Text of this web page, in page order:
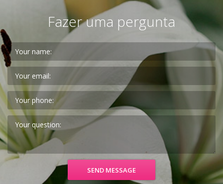
Fazer uma pergunta